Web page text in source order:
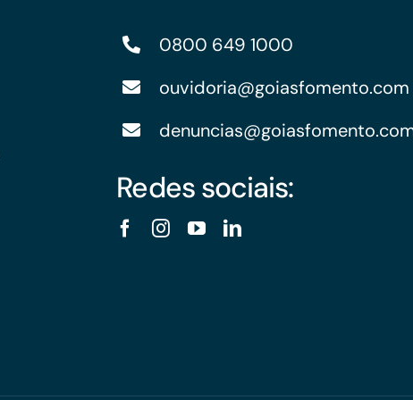
0800 649 1000
ouvidoria@goiasfomento.com
Redes sociais: